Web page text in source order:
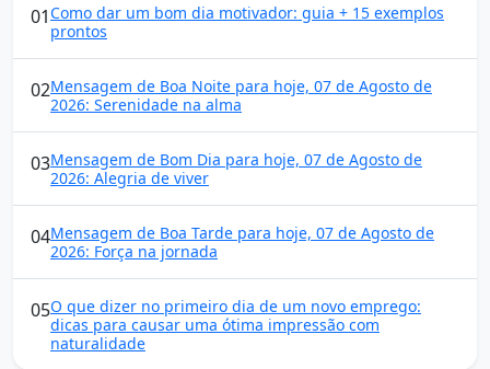
01Como dar um bom dia motivador: guia + 15 exemplos
prontos
02Mensagem de Boa Noite para hoje, 07 de Agosto de
2026: Serenidade na alma
03Mensagem de Bom Dia para hoje, 07 de Agosto de
2026: Alegria de viver
04Mensagem de Boa Tarde para hoje, 07 de Agosto de
2026: Força na jornada
05O que dizer no primeiro dia de um novo emprego:
dicas para causar uma ótima impressão com
naturalidade